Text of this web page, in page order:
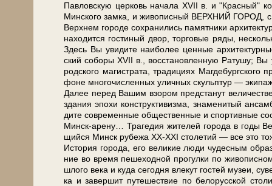
Павловскую цер­ковь на­ча­ла ХVII в. и "Крас­ный"
Мин­ско­го зам­ка, и жи­во­пис­ный ВЕРХНИЙ ГОРОД, с
Верх­нем го­ро­де со­хра­ни­лись па­мят­ни­ки
на­хо­дит­ся го­сти­ный двор, тор­го­вые ря­ды,
Здесь Вы уви­ди­те наи­бо­лее цен­ные
ский со­бо­ры ХVII в., вос­ста­нов­лен­ную Ратушу;
род­ско­го ма­ги­стра­та, тра­ди­ци­ях
фо­не мно­го­чис­лен­ных улич­ных скульп­тур —
Да­лее пе­ред Ва­шим взо­ром пред­ста­нут
зда­ния эпо­хи кон­ст­рук­ти­виз­ма, зна­ме­ни­тый
ди­те со­вре­мен­ные об­ще­ствен­ные и спор­тив­ные
Минск-арену… Трагедия жи­те­лей го­ро­да в го­ды
щий­ся Минск ру­бе­жа ХХ-ХХI сто­ле­тий — все это
История го­ро­да, его ве­ли­кие лю­ди чу­дес­ным
ние во вре­мя пе­ше­ход­ной про­гул­ки по
шло­го ве­ка и ку­да се­год­ня вле­кут го­стей му­зеи,
ка и за­вер­шит пу­те­ше­ствие по бе­ло­рус­ской